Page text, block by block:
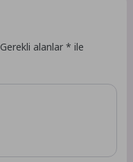
Gerekli alanlar* ile